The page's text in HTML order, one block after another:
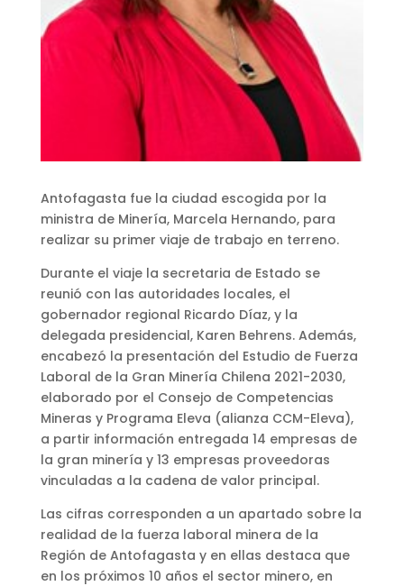
Antofagasta fue la ciudad escogida por la
ministra de Minería, Marcela Hernando, para
realizar su primer viaje de trabajo en terreno.
Durante el viaje la secretaria de Estado se
reunió con las autoridades locales, el
gobernador regional Ricardo Díaz, y la
delegada presidencial, Karen Behrens. Además,
encabezó la presentación del Estudio de Fuerza
Laboral de la Gran Minería Chilena 2021-2030,
elaborado por el Consejo de Competencias
Mineras y Programa Eleva (alianza CCM-Eleva),
a partir información entregada 14 empresas de
la gran minería y 13 empresas proveedoras
vinculadas a la cadena de valor principal.
Las cifras corresponden a un apartado sobre la
realidad de la fuerza laboral minera de la
Región de Antofagasta y en ellas destaca que
en los próximos 10 años el sector minero, en